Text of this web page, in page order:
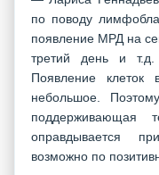
по поводу
появление МРД на
третий день и
Появление клеток
небольшое.
оправдывается
возможно по